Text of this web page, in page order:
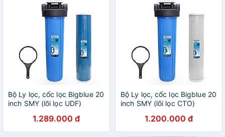
Bộ Ly lọc, cốc lọc Bigblue 20
inch SMY (lõi lọc UDF)
1.289.000 đ
Bộ Ly lọc, cốc lọc Bigblue 20
inch SMY (lõi lọc CTO)
1.200.000 đ